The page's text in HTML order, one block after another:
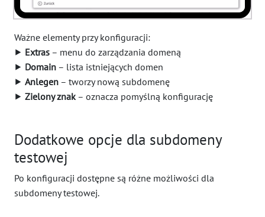
Ważne elementy przy konfiguracji:
⯈ Extras – menu do zarządzania domeną
⯈ Domain – lista istniejących domen
⯈ Anlegen – tworzy nową subdomenę
⯈ Zielony znak – oznacza pomyślną konfigurację
Dodatkowe opcje dla subdomeny
testowej
Po konfiguracji dostępne są różne możliwości dla
subdomeny testowej.